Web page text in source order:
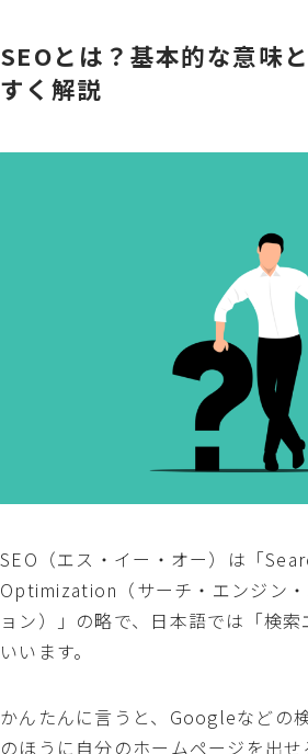
SEOとは？基本的な意味
すく解説
SEO（エス・イー・オー）は「
Optimization（サーチ・エンジン
ョン）」の略で、日本語では「検
いいます。
かんたんに言うと、Googleなどの
のほうに自分のホームページを出